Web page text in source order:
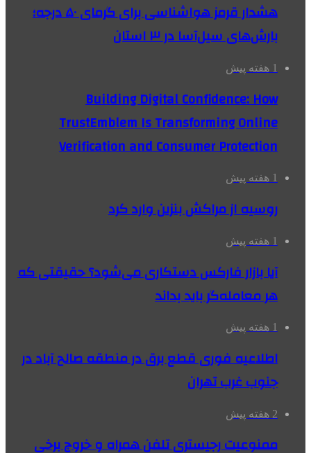
هشدار قرمز هواشناسی برای گرمای ۵۰ درجه؛
بارش‌های سیل‌آسا در ۳ استان
1 هفته پیش
Building Digital Confidence: How
TrustEmblem Is Transforming Online
Verification and Consumer Protection
1 هفته پیش
روسیه از مراکش بنزین وارد کرد
1 هفته پیش
آیا بازار فارکس دستکاری می‌شود؟ حقیقتی که
هر معامله‌گر باید بداند
1 هفته پیش
اطلاعیه فوری قطع برق در منطقه صالح آباد در
جنوب غرب تهران
2 هفته پیش
ممنوعیت رجیستری تلفن همراه و خروج برخی